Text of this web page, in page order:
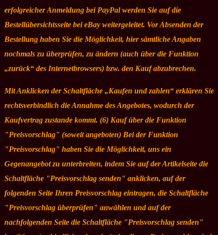
erfolgreicher Anmeldung bei PayPal werden Sie auf die
Bestellübersichtsseite bei eBay weitergeleitet. Vor Absenden der
Bestellung haben Sie die Möglichkeit, hier sämtliche Angaben
nochmals zu überprüfen, zu ändern (auch über die Funktion
„zurück“ des Internetbrowsers) bzw. den Kauf abzubrechen.
Mit Anklicken der Schaltfläche „Kaufen und zahlen“ erklären Sie
rechtsverbindlich die Annahme des Angebotes, wodurch der
Kaufvertrag zustande kommt. (6) Kauf über die Funktion
"Preisvorschlag" (soweit angeboten) Bei der Funktion
"Preisvorschlag" haben Sie die Möglichkeit, uns ein
Gegenangebot zu unterbreiten, indem Sie auf der Artikelseite die
Schaltfläche "Preisvorschlag senden" anklicken, auf der
folgenden Seite Ihren Preisvorschlag eintragen, die Schaltfläche
"Preisvorschlag überprüfen" anwählen und auf der
nachfolgenden Seite die Schaltfläche "Preisvorschlag senden"